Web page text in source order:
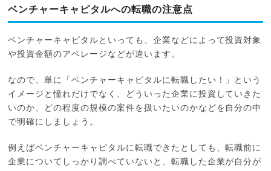
ベンチャーキャピタルへの転職の注意点
ベンチャーキャピタルといっても、企業などによって投資対象
や投資金額のアベレージなどが違います。
なので、単に「ベンチャーキャピタルに転職したい！」という
イメージと憧れだけでなく、どういった企業に投資していきた
いのか、どの程度の規模の案件を扱いたいのかなどを自分の中
で明確にしましょう。
例えばベンチャーキャピタルに転職できたとしても、転職前に
企業についてしっかり調べていないと、転職した企業が自分が